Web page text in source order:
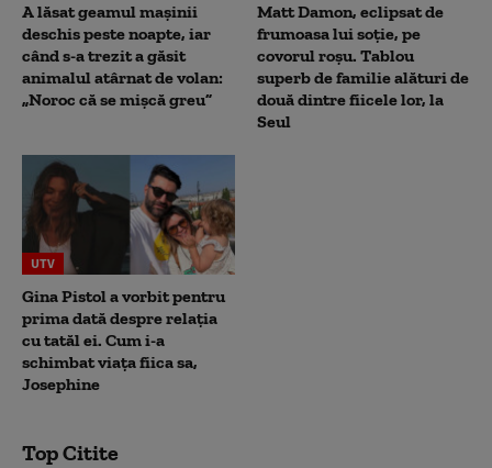
A lăsat geamul mașinii
deschis peste noapte, iar
când s-a trezit a găsit
animalul atârnat de volan:
„Noroc că se mișcă greu”
Matt Damon, eclipsat de
frumoasa lui soție, pe
covorul roșu. Tablou
superb de familie alături de
două dintre fiicele lor, la
Seul
UTV
Gina Pistol a vorbit pentru
prima dată despre relația
cu tatăl ei. Cum i-a
schimbat viața fiica sa,
Josephine
Top Citite